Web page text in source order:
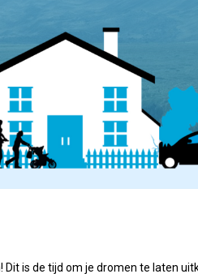
is de tijd om je dromen te laten